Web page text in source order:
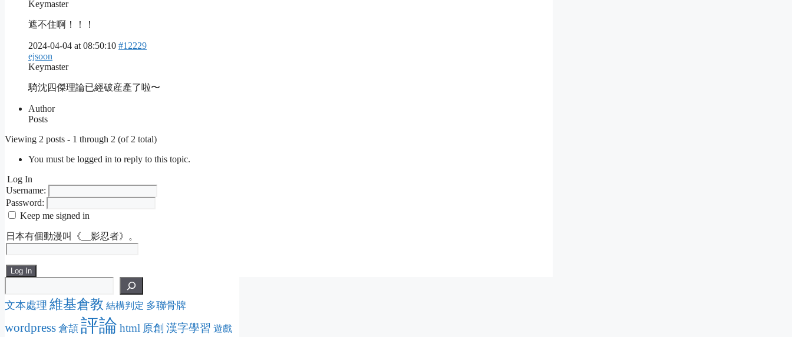
Keymaster
遮不住啊！！！
2024-04-04 at 08:50:10 #12229
ejsoon
Keymaster
騎沈四傑理論已經破産產了啦〜
Author
Posts
Viewing 2 posts - 1 through 2 (of 2 total)
You must be logged in to reply to this topic.
Log In
Username:
Password:
Keep me signed in
日本有個動漫叫《__影忍者》。
Log In
文本處理 維基倉教 結構判定 多聯骨牌
wordpress 倉頡 評論 html 原創 漢字學習 遊戲